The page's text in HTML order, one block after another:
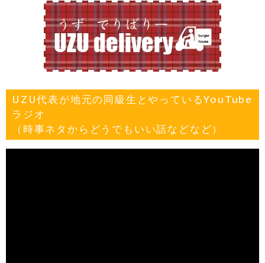
UZU代表が地元の同級生とやっているYouTube
ラジオ
（時事ネタからどうでもいい話などなど）